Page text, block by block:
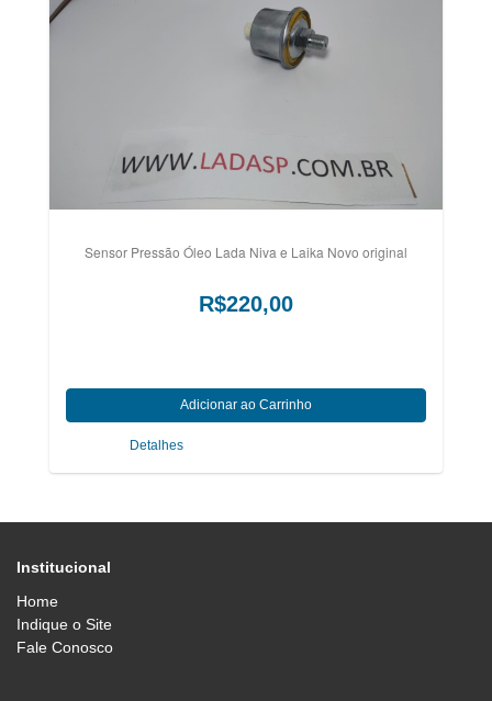
Sensor Pressão Óleo Lada Niva e Laika Novo original
R$220,00
Detalhes
Institucional
Home
Indique o Site
Fale Conosco